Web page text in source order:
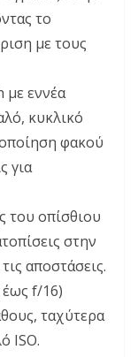
το
με τους
με εννέα
κυκλικό
φακού
για
του οπίσθιου
στην
αποστάσεις.
f/16)
ταχύτερα
ISO.